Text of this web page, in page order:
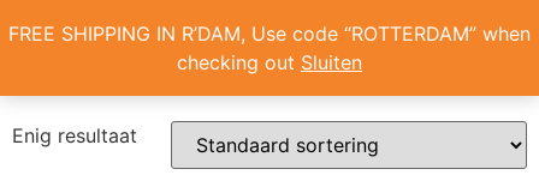
Enig resultaat
FREE SHIPPING IN R’DAM, Use code “ROTTERDAM” when
checking out Sluiten